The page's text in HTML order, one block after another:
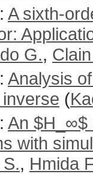
A sixth-
G.,
Analysis
(
An $H_∞$
with
, Hmida